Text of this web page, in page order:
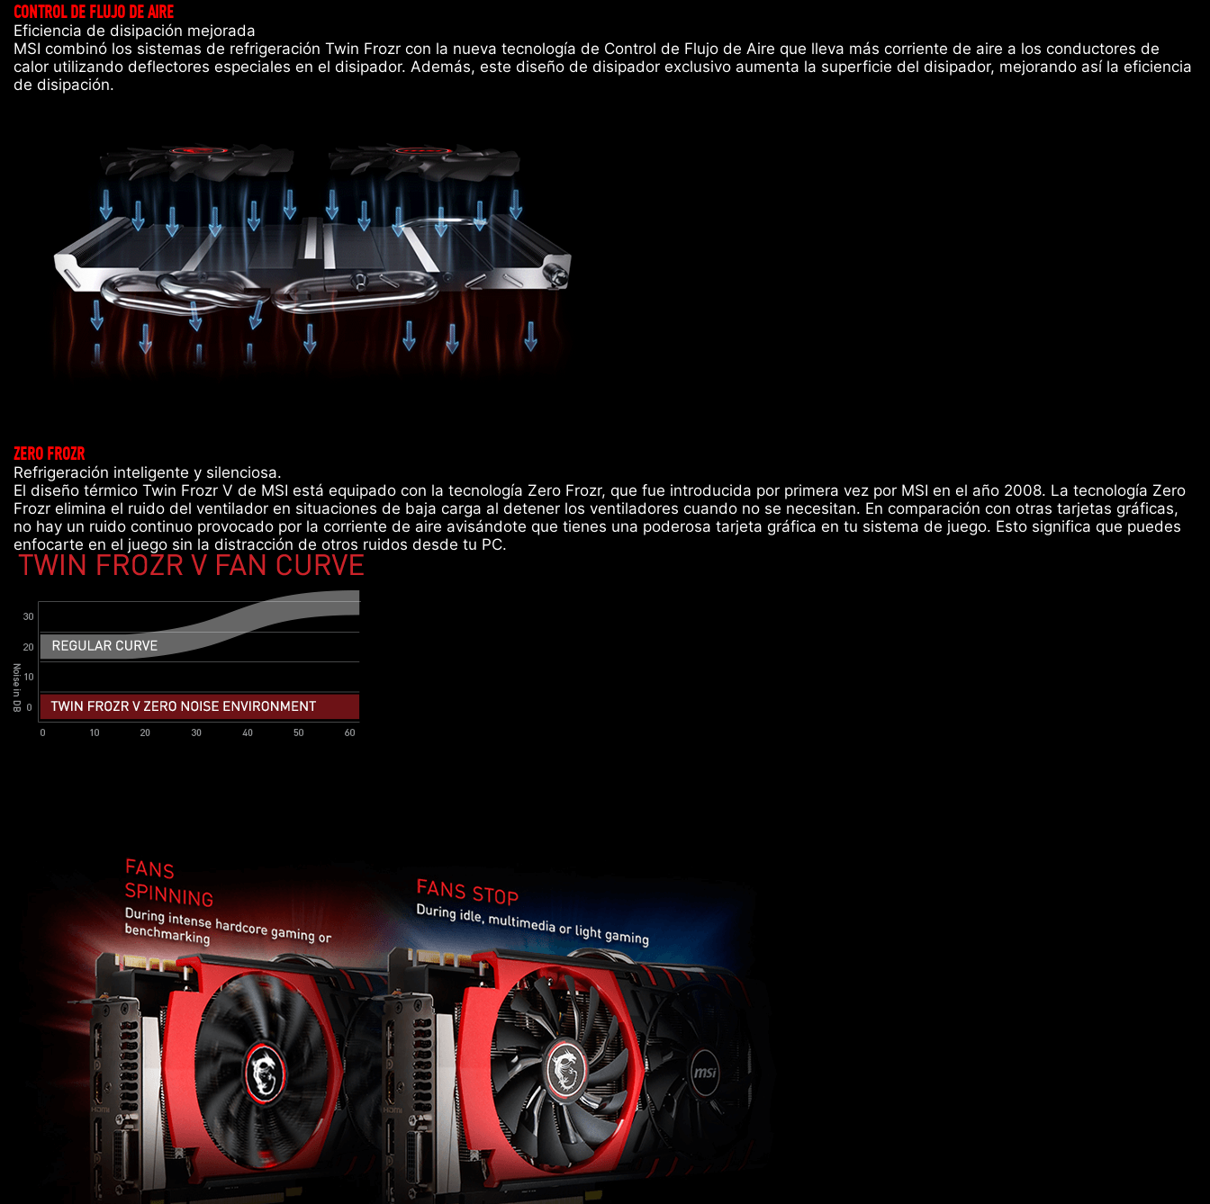
CONTROL DE FLUJO DE AIRE
Eficiencia de disipación mejorada
MSI combinó los sistemas de refrigeración Twin Frozr con la nueva tecnología de Control de Flujo de Aire que lleva más corriente de aire a los conductores de
calor utilizando deflectores especiales en el disipador. Además, este diseño de disipador exclusivo aumenta la superficie del disipador, mejorando así la eficiencia
de disipación.
ZERO FROZR
Refrigeración inteligente y silenciosa.
El diseño térmico Twin Frozr V de MSI está equipado con la tecnología Zero Frozr, que fue introducida por primera vez por MSI en el año 2008. La tecnología Zero
Frozr elimina el ruido del ventilador en situaciones de baja carga al detener los ventiladores cuando no se necesitan. En comparación con otras tarjetas gráficas,
no hay un ruido continuo provocado por la corriente de aire avisándote que tienes una poderosa tarjeta gráfica en tu sistema de juego. Esto significa que puedes
enfocarte en el juego sin la distracción de otros ruidos desde tu PC.